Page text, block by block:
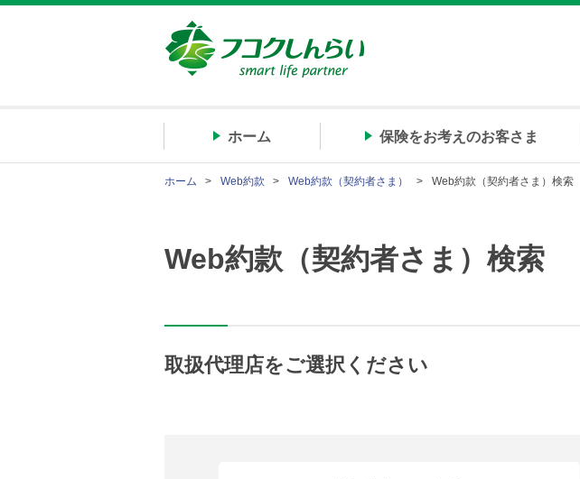
ホーム 保険をお考えのお客さま
ホーム Web約款 Web約款（契約者さま） Web約款（契約者さま）検索
Web約款（契約者さま）検索
取扱代理店をご選択ください